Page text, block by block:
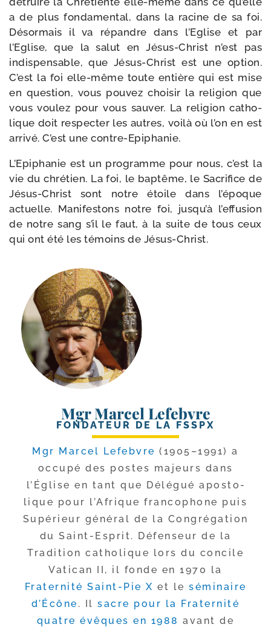
a de plus fon­da­men­tal, dans la racine de sa foi.
Désormais il va répandre dans l’Eglise et par
l’Eglise, que la salut en Jésus-​Christ n’est pas
indis­pen­sable, que Jésus-​Christ est une option.
C’est la foi elle-​même toute entière qui est mise
en ques­tion, vous pou­vez choi­sir la reli­gion que
vous vou­lez pour vous sau­ver. La reli­gion catho­
lique doit res­pec­ter les autres, voi­là où l’on en est
arri­vé. C’est une contre-Epiphanie.
L’Epiphanie est un pro­gramme pour nous, c’est la
vie du chré­tien. La foi, le bap­tême, le Sacrifice de
Jésus-​Christ sont notre étoile dans l’époque
actuelle. Manifestons notre foi, jusqu’à l’effusion
de notre sang s’il le faut, à la suite de tous ceux
qui ont été les témoins de Jésus-Christ.
Mgr Marcel Lefebvre
FONDATEUR DE LA FSSPX
Mgr Marcel Lefebvre (1905–1991) a
occu­pé des postes majeurs dans
l’Église en tant que Délégué apos­to­
lique pour l’Afrique fran­co­phone puis
Supérieur géné­ral de la Congrégation
du Saint-​Esprit. Défenseur de la
Tradition catho­lique lors du concile
Vatican II, il fonde en 1970 la
Fraternité Saint-​Pie X et le sémi­naire
d’Écône . Il sacre pour la Fraternité
quatre évêques en 1988 avant de